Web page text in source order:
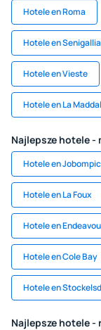
Hotele en Roma
Hotele en Senigallia
Hotele en Vieste
Hotele en La
Najlepsze hotele -
Hotele en
Hotele en La Foux
Hotele en
Hotele en Cole Bay
Hotele en
Najlepsze hotele -